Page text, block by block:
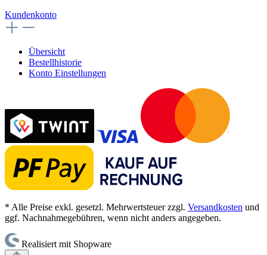
Kundenkonto
Übersicht
Bestellhistorie
Konto Einstellungen
* Alle Preise exkl. gesetzl. Mehrwertsteuer zzgl. Versandkosten und
ggf. Nachnahmegebühren, wenn nicht anders angegeben.
Realisiert mit Shopware